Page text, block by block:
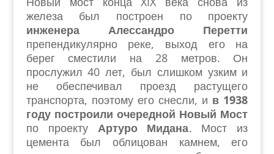
железа был построен по проекту
инженера Алессандро Перетти
препендикулярно реке, выход его на
берег сместили на 28 метров. Он
прослужил 40 лет, был слишком узким и
не обеспечивал проезд растущего
транспорта, поэтому его снесли, и в 1938
году построили очередной Новый Мост
по проекту Артуро Мидана. Мост из
цемента был облицован камнем, его